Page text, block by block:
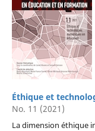
Éthique et
No. 11 (2021)
La dimension éthique